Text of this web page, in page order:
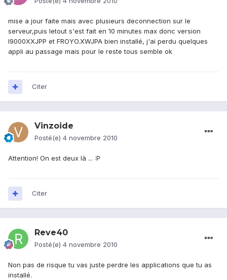
mise a jour faite mais avec plusieurs deconnection sur le
serveur,puis letout s'est fait en 10 minutes max donc version
I9000XXJPP et FROYO.XWJPA bien installé, j'ai perdu quelques
appli au passage mais pour le reste tous semble ok
Citer
Vinzoide
Posté(e) 4 novembre 2010
Attention! On est deux là ... :P
Citer
Reve40
Posté(e) 4 novembre 2010
Non pas de risque tu vas juste perdre les applications que tu as
installé.